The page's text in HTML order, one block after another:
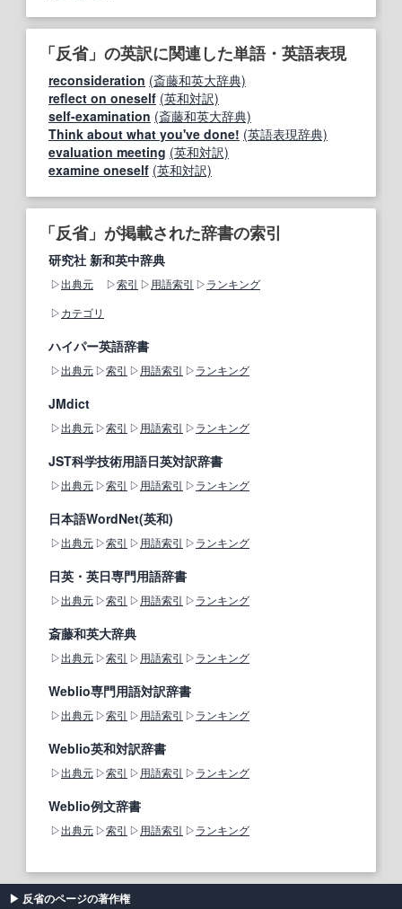
「反省」の英訳に関連した単語・英語表現
reconsideration (斎藤和英大辞典)
reflect on oneself (英和対訳)
self-examination (斎藤和英大辞典)
Think about what you've done! (英語表現辞典)
evaluation meeting (英和対訳)
examine oneself (英和対訳)
「反省」が掲載された辞書の索引
研究社 新和英中辞典
出典元 索引 用語索引
ランキング
カテゴリ
ハイパー英語辞書
出典元 索引 用語索引 ランキング
JMdict
出典元 索引 用語索引 ランキング
JST科学技術用語日英対訳辞書
出典元 索引 用語索引 ランキング
日本語WordNet(英和)
出典元 索引 用語索引 ランキング
日英・英日専門用語辞書
出典元 索引 用語索引 ランキング
斎藤和英大辞典
出典元 索引 用語索引 ランキング
Weblio専門用語対訳辞書
出典元 索引 用語索引 ランキング
Weblio英和対訳辞書
出典元 索引 用語索引 ランキング
Weblio例文辞書
出典元 索引 用語索引 ランキング
反省のページの著作権